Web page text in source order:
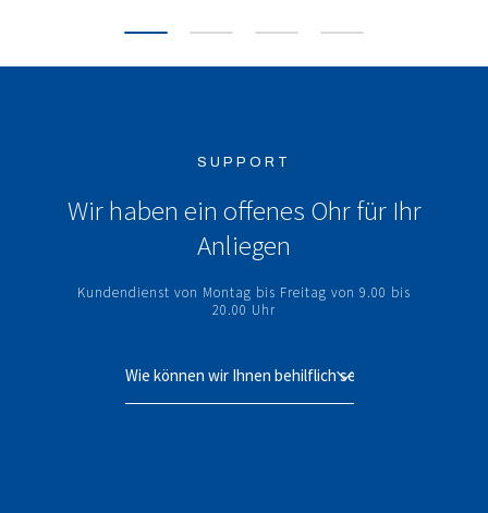
SUPPORT
Wir haben ein offenes Ohr für Ihr
Anliegen
Kundendienst von Montag bis Freitag von 9.00 bis
20.00 Uhr